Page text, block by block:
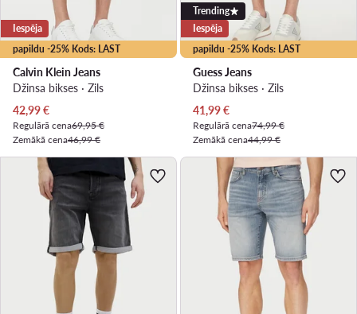
papildu -25% Kods: LAST
Iespēja
Calvin Klein Jeans
Džinsa bikses · Zils
Pašreizējā cena
42,99€
Regulārā cena69,95 €
Zemākā cena46,99 €
papildu -25% Kods: LAST
Trending
Iespēja
Guess Jeans
Džinsa bikses · Zils
Pašreizējā cena
41,99€
Regulārā cena74,99 €
Zemākā cena44,99 €